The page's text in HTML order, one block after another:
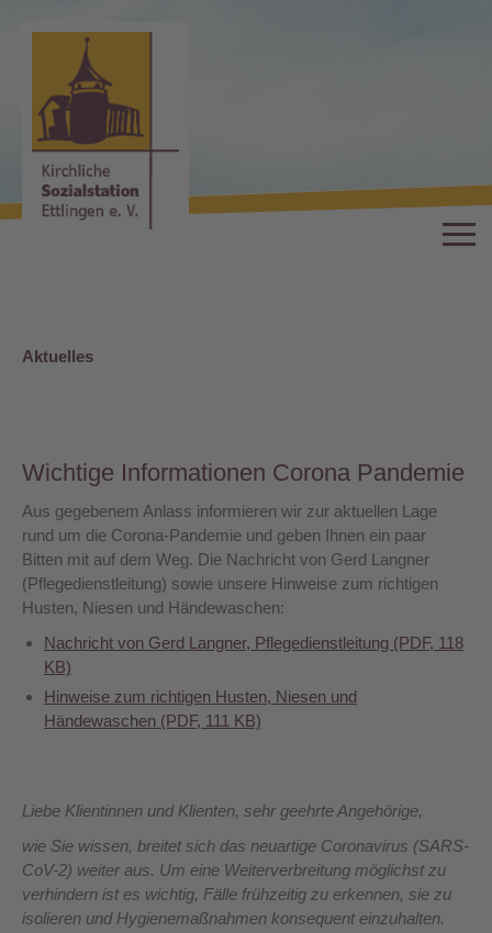
Aktuelles
Wichtige Informationen Corona Pandemie
Aus gegebenem Anlass informieren wir zur aktuellen Lage
rund um die Corona-Pandemie und geben Ihnen ein paar
Bitten mit auf dem Weg. Die Nachricht von Gerd Langner
(Pflegedienstleitung) sowie unsere Hinweise zum richtigen
Husten, Niesen und Händewaschen:
Nachricht von Gerd Langner, Pflegedienstleitung (PDF, 118
KB)
Hinweise zum richtigen Husten, Niesen und
Händewaschen (PDF, 111 KB)
Liebe Klientinnen und Klienten, sehr geehrte Angehörige,
wie Sie wissen, breitet sich das neuartige Coronavirus (SARS-
CoV-2) weiter aus. Um eine Weiterverbreitung möglichst zu
verhindern ist es wichtig, Fälle frühzeitig zu erkennen, sie zu
isolieren und Hygienemaßnahmen konsequent einzuhalten.